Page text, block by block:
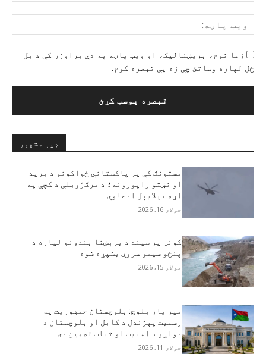
زما نوم، بریښنالیک، او ویب پاڼه په دې براوزر کې د بل
ځل لپاره وساتئ چې زه یې تبصره کوم.
ډیر مشهور
مستونګ کې پر پاکستاني ځواکونو د برید
او نښتو راپورونه؛ د مرګ‌ژوبلې د کچې په
اړه بېلابېل ادعاوې
جولای 16, 2026
کونړ پر سیند د برېښنا بندونو لپاره د
پنځو سیمو سروې بشپړه شوه
جولای 15, 2026
مير يار بلوچ: بلوچستان جمهوریت په
رسمیت پېژندل د کابل او بلوچستان د
دواړو د امنیت او ثبات تضمین دی
جولای 11, 2026